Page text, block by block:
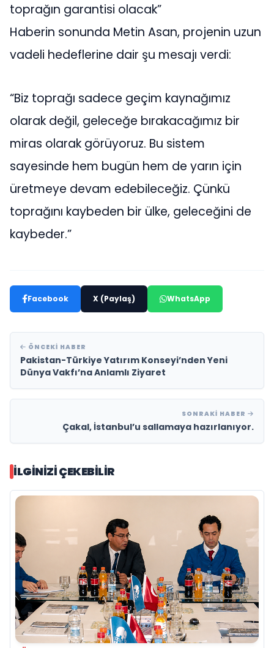
toprağın garantisi olacak”
Haberin sonunda Metin Asan, projenin uzun
vadeli hedeflerine dair şu mesajı verdi:
“Biz toprağı sadece geçim kaynağımız
olarak değil, geleceğe bırakacağımız bir
miras olarak görüyoruz. Bu sistem
sayesinde hem bugün hem de yarın için
üretmeye devam edebileceğiz. Çünkü
toprağını kaybeden bir ülke, geleceğini de
kaybeder.”
Facebook X (Paylaş) WhatsApp
ÖNCEKI HABER
Pakistan-Türkiye Yatırım Konseyi’nden Yeni
Dünya Vakfı’na Anlamlı Ziyaret
SONRAKI HABER
Çakal, İstanbul’u sallamaya hazırlanıyor.
İLGINIZI ÇEKEBILIR